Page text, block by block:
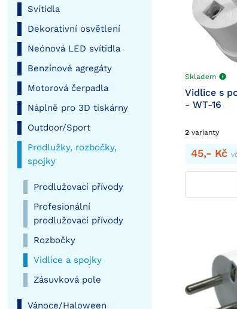
Svítidla
Dekorativní osvětlení
Neónová LED svítidla
Benzínové agregáty
Motorová čerpadla
Náplně pro 3D tiskárny
Outdoor/Sport
Prodlužky, rozbočky,
spojky
Prodlužovací přívody
Profesionální
prodlužovací přívody
Rozbočky
Vidlice a spojky
Zásuvková pole
Vánoce/Haloween
Skladem
Vidlice s
- WT-16
2 varianty
45,- Kč